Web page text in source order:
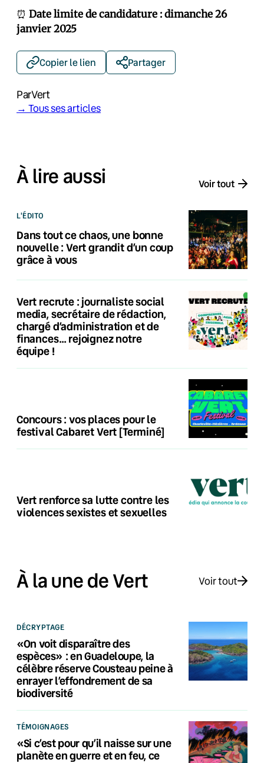
⏰ Date limite de candidature : dimanche 26
janvier 2025
Copier le lien Partager
ParVert
→ Tous ses articles
À lire aussi Voir tout
L'ÉDITO
Dans tout ce chaos, une bonne
nouvelle : Vert grandit d’un coup
grâce à vous
Vert recrute : journaliste social
media, secrétaire de rédaction,
chargé d’administration et de
finances… rejoignez notre
équipe !
Concours : vos places pour le
festival Cabaret Vert [Terminé]
Vert renforce sa lutte contre les
violences sexistes et sexuelles
À la une de Vert Voir tout
DÉCRYPTAGE
«On voit disparaître des
espèces» : en Guadeloupe, la
célèbre réserve Cousteau peine à
enrayer l’effondrement de sa
biodiversité
TÉMOIGNAGES
«Si c’est pour qu’il naisse sur une
planète en guerre et en feu, ce